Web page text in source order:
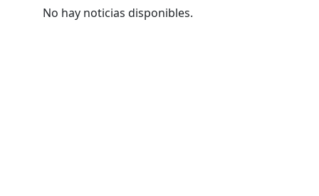
No hay noticias disponibles.